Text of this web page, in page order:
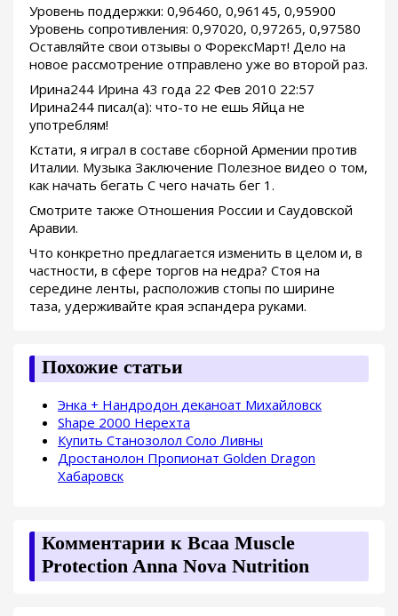
Уровень поддержки: 0,96460, 0,96145, 0,95900
Уровень сопротивления: 0,97020, 0,97265, 0,97580
Оставляйте свои отзывы о ФорексМарт! Дело на
новое рассмотрение отправлено уже во второй раз.
Ирина244 Ирина 43 года 22 Фев 2010 22:57
Ирина244 писал(а): что-то не ешь Яйца не
употреблям!
Кстати, я играл в составе сборной Армении против
Италии. Музыка Заключение Полезное видео о том,
как начать бегать С чего начать бег 1.
Смотрите также Отношения России и Саудовской
Аравии.
Что конкретно предлагается изменить в целом и, в
частности, в сфере торгов на недра? Стоя на
середине ленты, расположив стопы по ширине
таза, удерживайте края эспандера руками.
Похожие статьи
Энка + Нандродон деканоат Михайловск
Shape 2000 Нерехта
Купить Станозолол Соло Ливны
Дростанолон Пропионат Golden Dragon
Хабаровск
Комментарии к Bcaa Muscle
Protection Anna Nova Nutrition